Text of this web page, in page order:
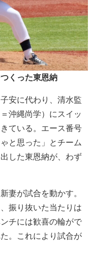
くった東恩納
安に代わり、清水監
沖縄尚学）にスイッ
ている。エース番号
と思った」とチーム
した東恩納が、わず
妻が試合を動かす。
振り抜いた当たりは
チには歓喜の輪がで
。これにより試合が